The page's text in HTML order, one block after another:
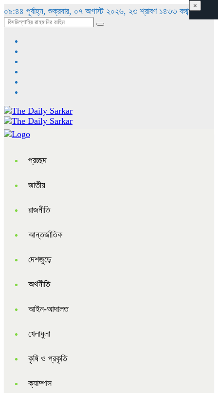
০৯:৪৪ পূর্বাহ্ন, শুক্রবার, ০৭ অগাস্ট ২০২৬, ২৩ শ্রাবণ ১৪৩৩ বঙ্গাব্দ
প্রচ্ছদ
জাতীয়
রাজনীতি
আন্তর্জাতিক
দেশজুড়ে
অর্থনীতি
আইন-আদালত
খেলাধুলা
কৃষি ও প্রকৃতি
ক্যাম্পাস
×